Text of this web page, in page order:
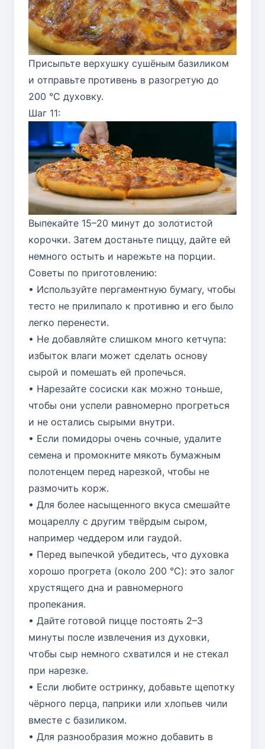
Присыпьте верхушку сушёным базиликом
и отправьте противень в разогретую до
200 °C духовку.
Шаг 11:
Выпекайте 15–20 минут до золотистой
корочки. Затем достаньте пиццу, дайте ей
немного остыть и нарежьте на порции.
Советы по приготовлению:
• Используйте пергаментную бумагу, чтобы
тесто не прилипало к противню и его было
легко перенести.
• Не добавляйте слишком много кетчупа:
избыток влаги может сделать основу
сырой и помешать ей пропечься.
• Нарезайте сосиски как можно тоньше,
чтобы они успели равномерно прогреться
и не остались сырыми внутри.
• Если помидоры очень сочные, удалите
семена и промокните мякоть бумажным
полотенцем перед нарезкой, чтобы не
размочить корж.
• Для более насыщенного вкуса смешайте
моцареллу с другим твёрдым сыром,
например чеддером или гаудой.
• Перед выпечкой убедитесь, что духовка
хорошо прогрета (около 200 °C): это залог
хрустящего дна и равномерного
пропекания.
• Дайте готовой пицце постоять 2–3
минуты после извлечения из духовки,
чтобы сыр немного схватился и не стекал
при нарезке.
• Если любите остринку, добавьте щепотку
чёрного перца, паприки или хлопьев чили
вместе с базиликом.
• Для разнообразия можно добавить в